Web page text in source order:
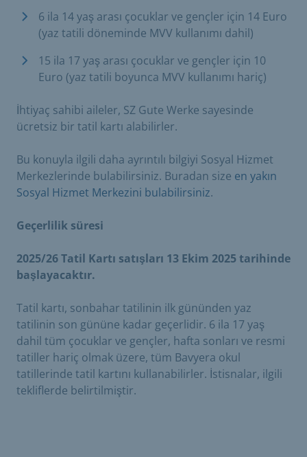
6 ila 14 yaş arası çocuklar ve gençler için 14 Euro
(yaz tatili döneminde MVV kullanımı dahil)
15 ila 17 yaş arası çocuklar ve gençler için 10
Euro (yaz tatili boyunca MVV kullanımı hariç)
İhtiyaç sahibi aileler, SZ Gute Werke sayesinde
ücretsiz bir tatil kartı alabilirler.
Bu konuyla ilgili daha ayrıntılı bilgiyi Sosyal Hizmet
Merkezlerinde bulabilirsiniz. Buradan size en yakın
Sosyal Hizmet Merkezini bulabilirsiniz.
Geçerlilik süresi
2025/26 Tatil Kartı satışları 13 Ekim 2025 tarihinde
başlayacaktır.
Tatil kartı, sonbahar tatilinin ilk gününden yaz
tatilinin son gününe kadar geçerlidir. 6 ila 17 yaş
dahil tüm çocuklar ve gençler, hafta sonları ve resmi
tatiller hariç olmak üzere, tüm Bavyera okul
tatillerinde tatil kartını kullanabilirler. İstisnalar, ilgili
tekliflerde belirtilmiştir.